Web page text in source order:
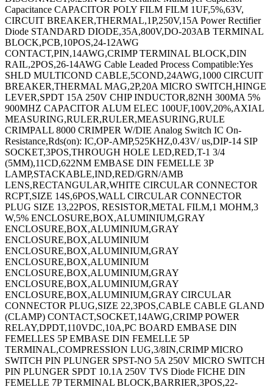
Capacitance CAPACITOR POLY FILM FILM 1UF,5%,63V,
CIRCUIT BREAKER,THERMAL,1P,250V,15A Power Rectifier
Diode STANDARD DIODE,35A,800V,DO-203AB TERMINAL
BLOCK,PCB,10POS,24-12AWG
CONTACT,PIN,14AWG,CRIMP TERMINAL BLOCK,DIN
RAIL,2POS,26-14AWG Cable Leaded Process Compatible:Yes
SHLD MULTICOND CABLE,5COND,24AWG,1000 CIRCUIT
BREAKER,THERMAL MAG,2P,20A MICRO SWITCH,HINGE
LEVER,SPDT 15A 250V CHIP INDUCTOR,82NH 300MA 5%
900MHZ CAPACITOR ALUM ELEC 100UF,100V,20%,AXIAL
MEASURING,RULER,RULER,MEASURING,RULE
CRIMPALL 8000 CRIMPER W/DIE Analog Switch IC On-
Resistance,Rds(on): IC,OP-AMP,525KHZ,0.43V/ us,DIP-14 SIP
SOCKET,3POS,THROUGH HOLE LED,RED,T-1 3/4
(5MM),11CD,622NM EMBASE DIN FEMELLE 3P
LAMP,STACKABLE,IND,RED/GRN/AMB
LENS,RECTANGULAR,WHITE CIRCULAR CONNECTOR
RCPT,SIZE 14S,6POS,WALL CIRCULAR CONNECTOR
PLUG SIZE 13,22POS, RESISTOR,METAL FILM,1 MOHM,3
W,5% ENCLOSURE,BOX,ALUMINIUM,GRAY
ENCLOSURE,BOX,ALUMINIUM,GRAY
ENCLOSURE,BOX,ALUMINIUM
ENCLOSURE,BOX,ALUMINIUM,GRAY
ENCLOSURE,BOX,ALUMINIUM
ENCLOSURE,BOX,ALUMINIUM,GRAY
ENCLOSURE,BOX,ALUMINIUM,GRAY
ENCLOSURE,BOX,ALUMINIUM,GRAY CIRCULAR
CONNECTOR PLUG,SIZE 22,3POS,CABLE CABLE GLAND
(CLAMP) CONTACT,SOCKET,14AWG,CRIMP POWER
RELAY,DPDT,110VDC,10A,PC BOARD EMBASE DIN
FEMELLES 5P EMBASE DIN FEMELLE 5P
TERMINAL,COMPRESSION LUG,3/8IN,CRIMP MICRO
SWITCH PIN PLUNGER SPST-NO 5A 250V MICRO SWITCH
PIN PLUNGER SPDT 10.1A 250V TVS Diode FICHE DIN
FEMELLE 7P TERMINAL BLOCK,BARRIER,3POS,22-